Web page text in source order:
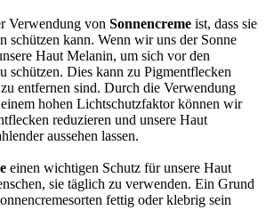
Verwendung von Sonnencreme ist, dass sie
schützen kann. Wenn wir uns der Sonne
Haut Melanin, um sich vor den
schützen. Dies kann zu Pigmentflecken
entfernen sind. Durch die Verwendung
hohen Lichtschutzfaktor können wir
reduzieren und unsere Haut
aussehen lassen.
einen wichtigen Schutz für unsere Haut
sie täglich zu verwenden. Ein Grund
fettig oder klebrig sein